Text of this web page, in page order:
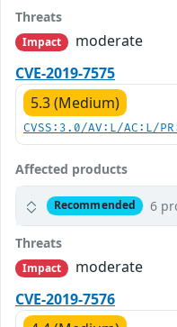
Threats
Impact
moderate
CVE-2019-7575
5.3 (Medium)
CVSS:3.0/AV:L/AC:L/
Affected products
Recommended 6
Threats
Impact
moderate
CVE-2019-7576